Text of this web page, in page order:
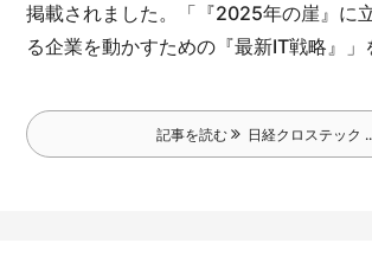
掲載されました。
「『2025年の崖』に
る企業を動かすための『最新IT戦略』」
記事を読む 日経クロステック